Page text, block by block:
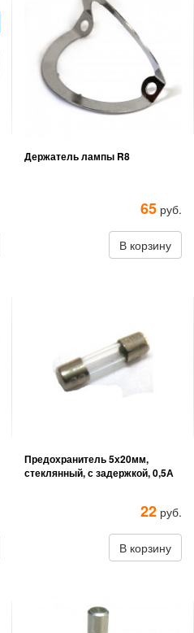
Держатель лампы R8
65 руб.
В корзину
Предохранитель 5х20мм,
стеклянный, с задержкой, 0,5А
22 руб.
В корзину